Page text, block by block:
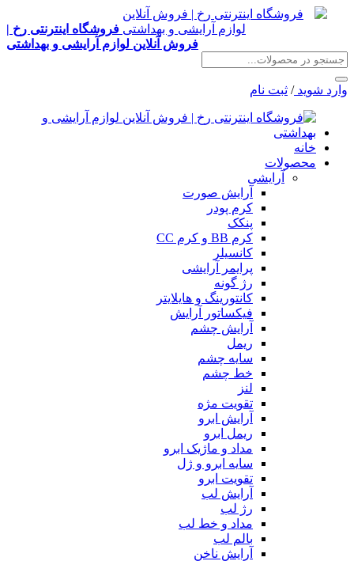
فروشگاه اینترنتی رخ |
فروش آنلاین لوازم آرایشی و بهداشتی
وارد شوید / ثبت نام
خانه
محصولات
آرایشی
آرایش صورت
کرم پودر
پنکک
کرم BB و کرم CC
کانسیلر
پرایمر آرایشی
رژ گونه
کانتورینگ و هایلایتر
فیکساتور آرایش
آرایش چشم
ریمل
سایه چشم
خط چشم
لنز
تقویت مژه
آرایش ابرو
ریمل ابرو
مداد و ماژیک ابرو
سایه ابرو و ژل
تقویت ابرو
آرایش لب
رژ لب
مداد و خط لب
بالم لب
آرایش ناخن